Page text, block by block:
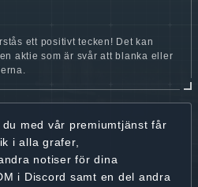
ett positivt tecken! Det kan
aktie som är svår att blanka eller
med vår premiumtjänst får
i alla grafer,
notiser för dina
i Discord samt en del andra